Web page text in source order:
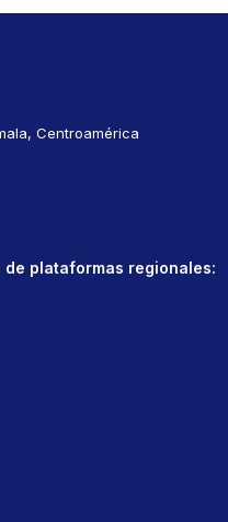
Centroamérica
plataformas regionales: